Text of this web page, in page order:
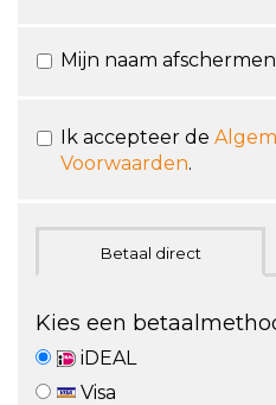
Mijn naam
Ik accepteer de
Voorwaarden.
Betaal direct
Kies een
iDEAL
Visa